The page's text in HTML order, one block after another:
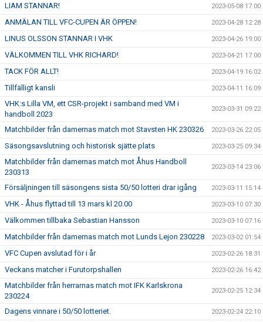
LIAM STANNAR! 2023-05-08 17:00
ANMÄLAN TILL VFC-CUPEN ÄR ÖPPEN! 2023-04-28 12:28
LINUS OLSSON STANNAR I VHK 2023-04-26 19:00
VÄLKOMMEN TILL VHK RICHARD! 2023-04-21 17:00
TACK FÖR ALLT! 2023-04-19 16:02
Tillfälligt kansli 2023-04-11 16:09
VHK:s Lilla VM, ett CSR-projekt i samband med VM i
handboll 2023
2023-03-31 09:22
Matchbilder från damernas match mot Stavsten HK 230326 2023-03-26 22:05
Säsongsavslutning och historisk sjätte plats 2023-03-25 09:34
Matchbilder från damernas match mot Åhus Handboll
230313
2023-03-14 23:06
Försäljningen till säsongens sista 50/50 lotteri drar igång 2023-03-11 15:14
VHK - Åhus flyttad till 13 mars kl 20.00 2023-03-10 07:30
Välkommen tillbaka Sebastian Hansson 2023-03-10 07:16
Matchbilder från damernas match mot Lunds Lejon 230228 2023-03-02 01:54
VFC Cupen avslutad för i år 2023-02-26 18:31
Veckans matcher i Furutorpshallen 2023-02-26 16:42
Matchbilder från herrarnas match mot IFK Karlskrona
230224
2023-02-25 12:34
Dagens vinnare i 50/50 lotteriet. 2023-02-24 22:10